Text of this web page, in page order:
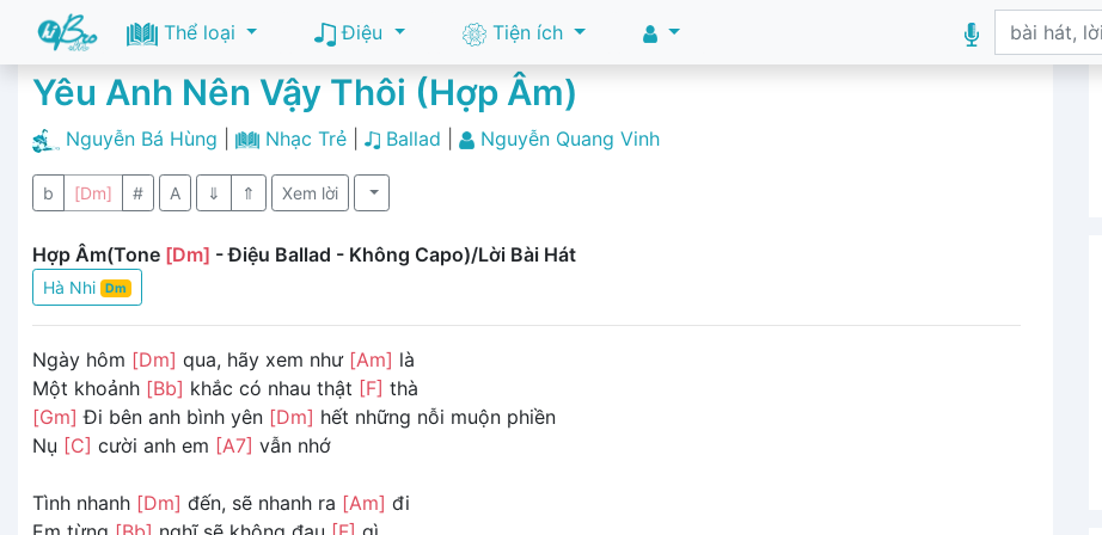
Thể loại Điệu Tiện ích
Yêu Anh Nên Vậy Thôi (Hợp Âm)
Nguyễn Bá Hùng Nhạc Trẻ| Ballad Nguyễn Quang Vinh
b [Dm] # A ⇓ ⇑ Xem lời
Hợp Âm(Tone [Dm] - Điệu Ballad - Không Capo)/Lời Bài Hát
Hà Nhi Dm
Ngày hôm [Dm] qua, hãy xem như [Am] là
Một khoảnh [Bb] khắc có nhau thật [F] thà
[Gm] Đi bên anh bình yên [Dm] hết những nỗi muộn phiền
Nụ [C] cười anh em [A7] vẫn nhớ
Tình nhanh [Dm] đến, sẽ nhanh ra [Am] đi